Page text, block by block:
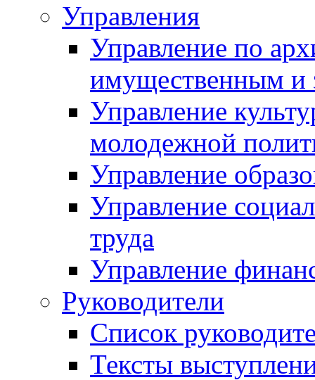
Управления
Управление по
имущественным и
Управление
молодежной
Управление
Управление
труда
Управление
Руководители
Список
Тексты